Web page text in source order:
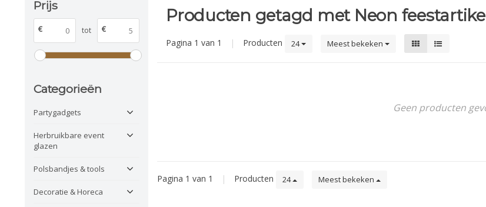
Prijs
€ tot €
Categorieën
Partygadgets
Herbruikbare event
glazen
Polsbandjes & tools
Decoratie & Horeca
Producten getagd met Neon
Pagina 1 van 1 | Producten 24 Meest bekeken
Geen producten
Pagina 1 van 1 | Producten 24 Meest bekeken